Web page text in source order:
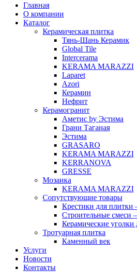
Главная
О компании
Каталог
Керамическая плитка
Тянь-Шань Керамик
Global Tile
Intercerama
KERAMA MARAZZI
Laparet
Аzori
Керамин
Нефрит
Керамогранит
Аметис by Эстима
Грани Таганая
Эстима
GRASARO
KERAMA MARAZZI
KERRANOVA
GRESSE
Мозаика
KERAMA MARAZZI
Сопутствующие товары
Крестики для плитки
Строительные смеси
Керамические
Тротуарная плитка
Каменный век
Услуги
Новости
Контакты